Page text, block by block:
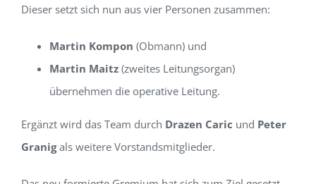
Dieser setzt sich nun aus vier Personen zusammen:
Martin Kompon (Obmann) und
Martin Maitz(zweites Leitungsorgan)
übernehmen die operative Leitung.
Ergänzt wird das Team durch Drazen Caric und Peter
Granigals weitere Vorstandsmitglieder.